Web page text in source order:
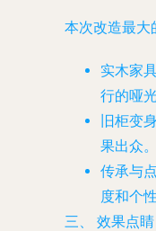
本次改造最大
实木家
行的哑
旧柜变
果出众
传承与
度和个性
三、 效果点